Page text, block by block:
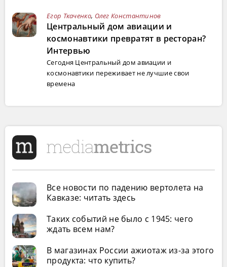
Егор Ткаченко, Олег Константинов
Центральный дом авиации и
космонавтики превратят в ресторан?
Интервью
Сегодня Центральный дом авиации и
космонавтики переживает не лучшие свои
времена
Все новости по падению вертолета на
Кавказе: читать здесь
Таких событий не было с 1945: чего
ждать всем нам?
В магазинах России ажиотаж из-за этого
продукта: что купить?